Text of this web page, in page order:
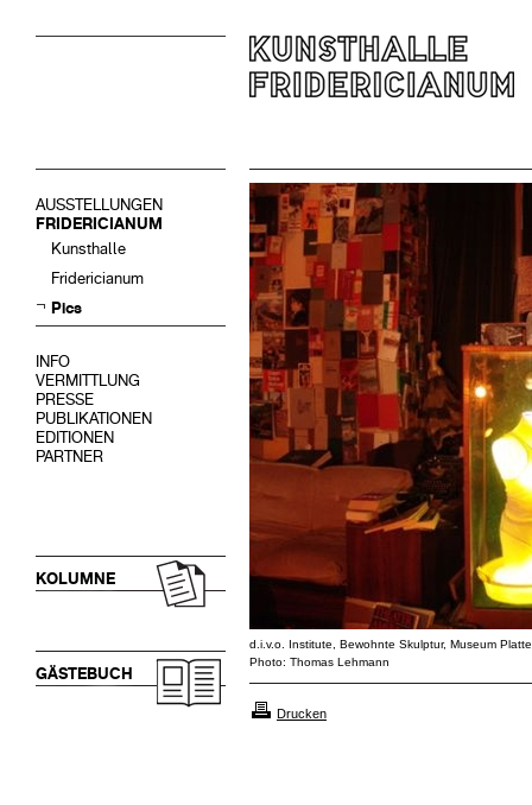
AUSSTELLUNGEN
FRIDERICIANUM
Kunsthalle
Fridericianum
Pics
INFO
VERMITTLUNG
PRESSE
PUBLIKATIONEN
EDITIONEN
PARTNER
KOLUMNE
GÄSTEBUCH
d.i.v.o. Institute, Bewohnte Skulptur, Museum
Photo: Thomas Lehmann
Drucken